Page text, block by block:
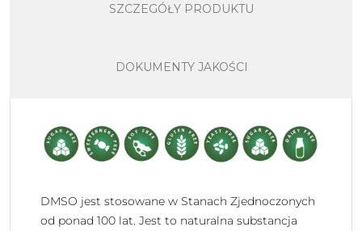
SZCZEGÓŁY PRODUKTU
DOKUMENTY JAKOŚCI
DMSO jest stosowane w Stanach Zjednoczonych
od ponad 100 lat. Jest to naturalna substancja